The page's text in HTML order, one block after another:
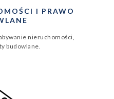
I PRAWO
nieruchomości,
budowlane.